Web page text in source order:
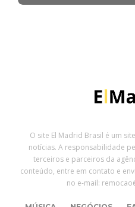
O site El Madrid Brasil é um
notícias. A responsabilidade
terceiros e parceiros da
conteúdo, entre em contato e
no e-mail: